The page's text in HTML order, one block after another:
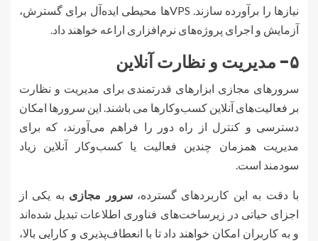
نیازها را برآورده سازند. VPS‌ها محیطی ایده‌آل برای گسترش،
آزمایش و اجرای پروژه‌های نرم‌افزاری اراعه خواهند داد.
۵- مدیریت و نظارت آنلاین
سرورهای مجازی ابزارهای قدرتمندی برای مدیریت و نظارت
بر فعالیت‌های آنلاین کسب‌وکارها می باشند. این سرورها امکان
دسترسی و کنترل از راه دور را فراهم می‌آورند، که برای
مدیریت همزمان چندین فعالیت یا کسب‌وکار آنلاین زیاد
سودمند است.
با دقت به این کاربردهای گسترده،سرور مجازی به یکی از
اجزای حیاتی در زیرساخت‌های فناوری اطلاعات تبدیل شده‌اند
و به کاربران امکان خواهند داد تا با انعطاف‌پذیری و کارایی بالا،